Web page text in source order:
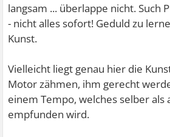
langsam ... überlappe nicht. Such
- nicht alles sofort! Geduld zu
Kunst.
Vielleicht liegt genau hier die
Motor zähmen, ihm gerecht
einem Tempo, welches selber als
empfunden wird.